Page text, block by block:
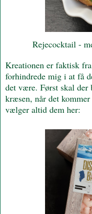
Rejecocktail -
Kreationen er faktisk
forhindrede mig i at få
det være. Først skal der
kræsen, når det
vælger altid dem her: